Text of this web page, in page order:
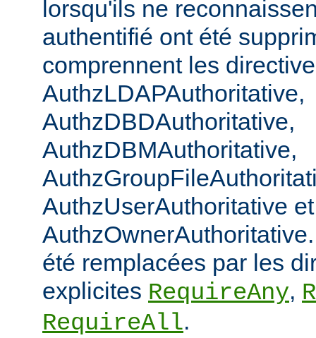
lorsqu'ils ne
authentifié ont été
comprennent les
AuthzLDAPAuthoritative,
AuthzDBDAuthoritative,
AuthzDBMAuthoritative,
AuthzUserAuthoritative et
été remplacées par les
explicites RequireAny,
RequireAll.